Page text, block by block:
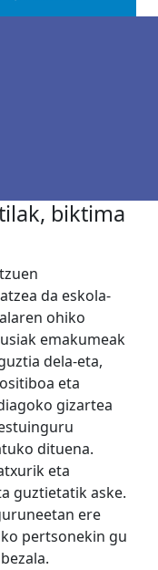
biktima
da eskola-
ohiko
emakumeak
dela-eta,
eta
gizartea
dituena.
eta
guztietatik aske.
ere
pertsonekin gu